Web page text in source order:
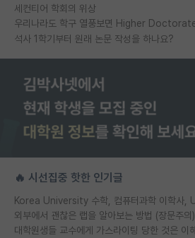
세컨티어 학회의 위상
석사 1학기부터 원래 논문 작성을 하나요?
🔥 시선집중 핫한 인기글
외부에서 괜찮은 랩을 알아보는 방법 (장문주의)